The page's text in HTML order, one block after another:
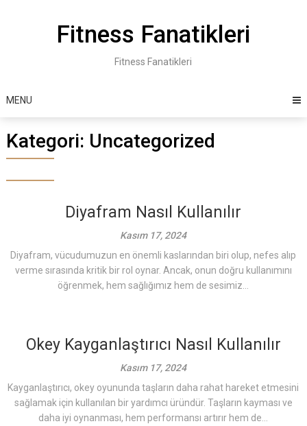
Fitness Fanatikleri
Fitness Fanatikleri
MENU
Kategori: Uncategorized
Diyafram Nasıl Kullanılır
Kasım 17, 2024
Diyafram, vücudumuzun en önemli kaslarından biri olup, nefes alıp
verme sırasında kritik bir rol oynar. Ancak, onun doğru kullanımını
öğrenmek, hem sağlığımız hem de sesimiz...
Okey Kayganlaştırıcı Nasıl Kullanılır
Kasım 17, 2024
Kayganlaştırıcı, okey oyununda taşların daha rahat hareket etmesini
sağlamak için kullanılan bir yardımcı üründür. Taşların kayması ve
daha iyi oynanması, hem performansı artırır hem de...